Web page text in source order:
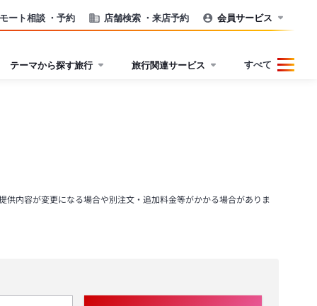
ート相談 ・予約 店舗検索 ・来店予約 会員サービス
テーマから探す旅行 旅行関連サービス すべて
内容が変更になる場合や別注文・追加料金等がかかる場合がありま